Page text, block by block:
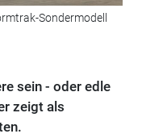
Sondermodell
sein - oder edle
zeigt als